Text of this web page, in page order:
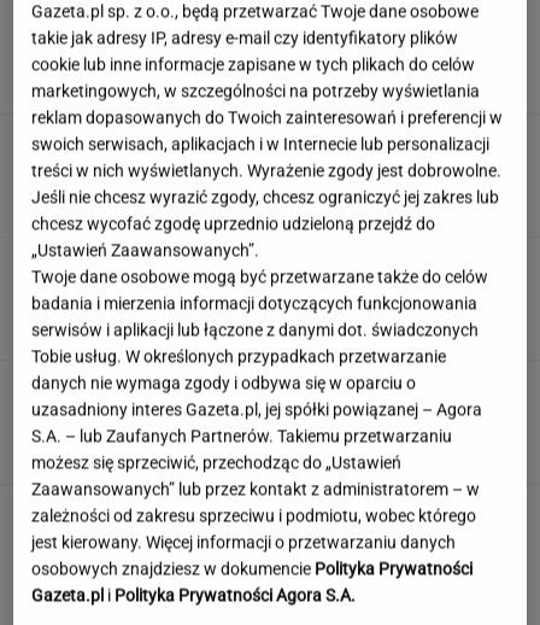
Jamy karne, pobicia. Ukraina
ma problem z jednostką
SUBSKRYPCJA
Trump skomentował negocjacje ws.wojny w
Ukrainie. "Są już pewne postępy"
Księżniczka musi iść do wojska. Tyle czasu
spędzi w armii
Urzędnicy pukają do domów. Chcą paragonów
MATERIAŁ PROMOCYJNY
Gazeta.pl sp. z o.o., będą przetwarzać Twoje dane osobowe
takie jak adresy IP, adresy e-mail czy identyfikatory plików
cookie lub inne informacje zapisane w tych plikach do celów
marketingowych, w szczególności na potrzeby wyświetlania
reklam dopasowanych do Twoich zainteresowań i preferencji w
swoich serwisach, aplikacjach i w Internecie lub personalizacji
treści w nich wyświetlanych. Wyrażenie zgody jest dobrowolne.
Jeśli nie chcesz wyrazić zgody, chcesz ograniczyć jej zakres lub
chcesz wycofać zgodę uprzednio udzieloną przejdź do
„Ustawień Zaawansowanych”.
Twoje dane osobowe mogą być przetwarzane także do celów
badania i mierzenia informacji dotyczących funkcjonowania
serwisów i aplikacji lub łączone z danymi dot. świadczonych
Tobie usług. W określonych przypadkach przetwarzanie
danych nie wymaga zgody i odbywa się w oparciu o
uzasadniony interes Gazeta.pl, jej spółki powiązanej – Agora
S.A. – lub Zaufanych Partnerów. Takiemu przetwarzaniu
możesz się sprzeciwić, przechodząc do „Ustawień
Zaawansowanych” lub przez kontakt z administratorem – w
zależności od zakresu sprzeciwu i podmiotu, wobec którego
jest kierowany. Więcej informacji o przetwarzaniu danych
osobowych znajdziesz w dokumencie Polityka Prywatności
Gazeta.pl i Polityka Prywatności Agora S.A.